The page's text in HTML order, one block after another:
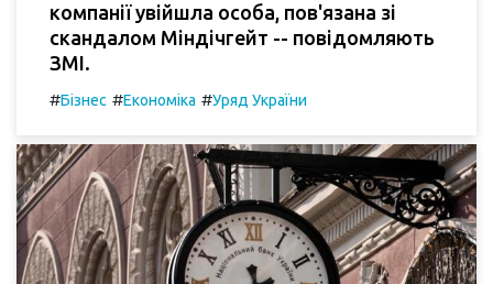
компанії увійшла особа, пов'язана зі
скандалом Міндічгейт -- повідомляють
ЗМІ.
#Бізнес #Економіка #Уряд України